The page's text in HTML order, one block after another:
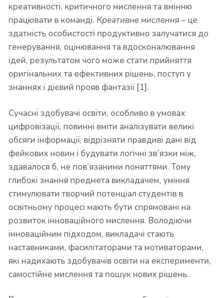
креативності, критичного мислення та вмінню
працювати в команді. Креативне мислення – це
здатність особистості продуктивно залучатися до
генерування, оцінювання та вдосконалювання
ідей, результатом чого може стати прийняття
оригінальних та ефективних рішень, поступ у
знаннях і дієвий прояв фантазії [1].
Сучасні здобувачі освіти, особливо в умовах
цифровізації, повинні вміти аналізувати великі
обсяги інформації, відрізняти правдиві дані від
фейкових новин і будувати логічні зв’язки між,
здавалося б, не пов’язаними поняттями. Тому
глибокі знання предмета викладачем, уміння
стимулювати творчий потенціал студентів в
освітньому процесі мають бути спрямовані на
розвиток інноваційного мислення. Володіючи
інноваційним підходом, викладачі стають
наставниками, фасилітаторами та мотиваторами,
які надихають здобувачів освіти на експерименти,
самостійне мислення та пошук нових рішень.